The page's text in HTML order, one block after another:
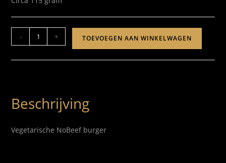
- + TOEVOEGEN AAN WINKELWAGEN
Beschrijving
Vegetarische NoBeef burger